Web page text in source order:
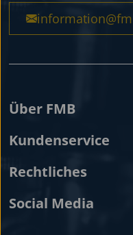
Über FMB
Kundenservice
Rechtliches
Social Media